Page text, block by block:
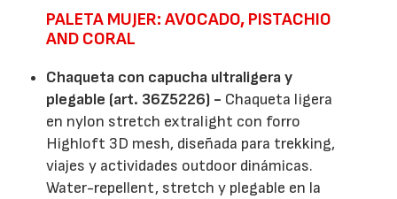
PALETA MUJER: AVOCADO, PISTACHIO
AND CORAL
Chaqueta con capucha ultraligera y
plegable (art. 36Z5226) - Chaqueta ligera
en nylon stretch extralight con forro
Highloft 3D mesh, diseñada para trekking,
viajes y actividades outdoor dinámicas.
Water-repellent, stretch y plegable en la